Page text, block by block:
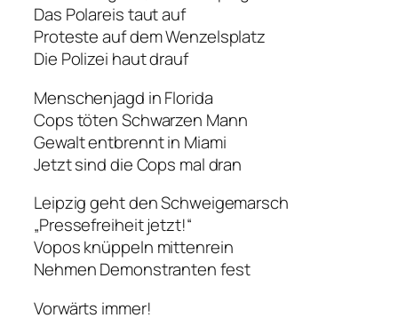
Das Polareis taut auf
Proteste auf dem Wenzelsplatz
Die Polizei haut drauf
Menschenjagd in Florida
Cops töten Schwarzen Mann
Gewalt entbrennt in Miami
Jetzt sind die Cops mal dran
Leipzig geht den Schweigemarsch
„Pressefreiheit jetzt!“
Vopos knüppeln mittenrein
Nehmen Demonstranten fest
Vorwärts immer!